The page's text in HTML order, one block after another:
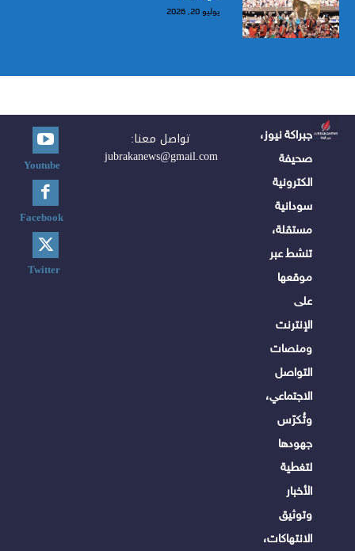
يوليو 20, 2026
جبراكة نيوز،
صحيفة
الكترونية
سودانية
مستقلة،
تنشط عبر
موقعها
على
الإنترنت
ومنصات
التواصل
الاجتماعي،
وتُكرّس
جهودها
لتغطية
الأخبار
وتوثيق
الانتهاكات،
تواصل معنا:
jubrakanews@gmail.com
Youtube
Facebook
Twitter